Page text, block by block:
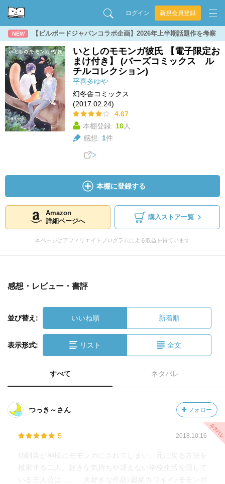
ログイン 新規会員登録
NEW 【ビルボードジャパンコラボ企画】2026年上半期話題作を考察
いとしのモモンガ彼氏 【電子限定お
まけ付き】 (バーズコミックス ル
チルコレクション)
平喜多ゆや
幻冬舎コミックス
(2017.02.24)
4.67
本棚登録: 16人
感想: 1件
本棚に登録する
Amazon
詳細ページへ
購入ストア一覧
本ページはアフィリエイトプログラムによる収益を得ています
感想・レビュー・書評
並び替え: いいね順 新着順
表示形式: リスト 全文
すべて ネタバレ
つっき～さん フォロー
5 2018.10.16
幼馴染が神様にモモンガにされてしまい、元に戻る方法を
模索する二人。好きな気持ちや冴えない学校生活を隠して
いる主人公は…。 大好きな作品♪超絶カワイイ♪モモンガ